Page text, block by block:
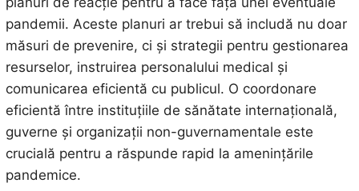
pandemii. Aceste planuri ar trebui să includă nu doar
măsuri de prevenire, ci și strategii pentru gestionarea
resurselor, instruirea personalului medical și
comunicarea eficientă cu publicul. O coordonare
eficientă între instituțiile de sănătate internațională,
guverne și organizații non-guvernamentale este
crucială pentru a răspunde rapid la amenințările
pandemice.